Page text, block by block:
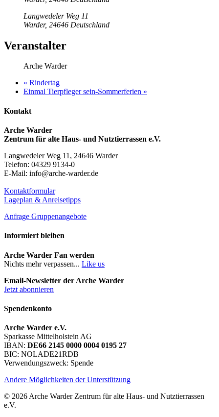
Langwedeler Weg 11
Warder, 24646 Deutschland
Veranstalter
Arche Warder
« Rindertag
Einmal Tierpfleger sein-Sommerferien »
Kontakt
Arche Warder
Zentrum für alte Haus- und Nutztierrassen e.V.
Langwedeler Weg 11, 24646 Warder
Telefon: 04329 9134-0
E-Mail: info@arche-warder.de
Kontaktformular
Lageplan & Anreisetipps
Anfrage Gruppenangebote
Informiert bleiben
Arche Warder Fan werden
Nichts mehr verpassen... Like us
Email-Newsletter der Arche Warder
Jetzt abonnieren
Spendenkonto
Arche Warder e.V.
Sparkasse Mittelholstein AG
IBAN: DE66 2145 0000 0004 0195 27
BIC: NOLADE21RDB
Verwendungszweck: Spende
Andere Möglichkeiten der Unterstützung
© 2026 Arche Warder Zentrum für alte Haus- und Nutztierrassen
e.V.